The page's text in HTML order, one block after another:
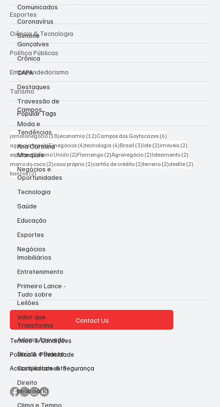
Comunicados
Coronavírus
Simone
Gonçalves
Crônica
CAPA
Destaques
Travessão de
Campos
Moda e
Tendências
Ana Carolina
Marques
Negócios e
Oportunidades
Tecnologia
Saúde
Educação
Esportes
Negócios
Imobiliários
Entretenimento
Primeiro Lance -
Tudo sobre
Leilões
Valor que
Transforma
Adonis Azevedo
Saúde e Beleza
Comportamento
Direito
Imobiliário
Clima e Tempo
Esportes
Ciência & Tecnologia
Política Públicas
Empreendedorismo
Turismo
Popular Tags
jornalonegocio(18)18 posts
economia (12)12 posts
Campos dos Goytacazes (6)
agencia brasil(5)5 posts
negócios (4)4 posts
tecnologia (4)4 posts
Brasil (3)3 posts
lote (2)2 posts
imóveis (2)
esportes(2)2 posts
Reino Unido (2)2 posts
Flamengo (2)2 posts
Agronegócio (2)2 posts
loteamento (2)
morro do coco (2)2 posts
casa própria (2)2 posts
cartão de crédito (2)2 posts
terreno (2)2 posts
desfile (2)
bancos (2)2 posts
Contact Us
Termos & Condições
Politica & Privacidade
Acessibilidade & Segurança